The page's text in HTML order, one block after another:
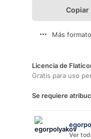
Copiar
Más
Licencia de
Gratis para uso
Se requiere
Ver